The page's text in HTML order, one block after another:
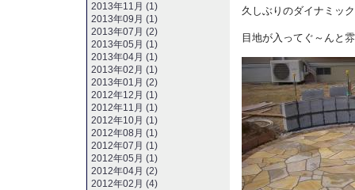
久しぶりのダイナミッ
目地が入ってぐ～んと
2013年11月 (1)
2013年09月 (1)
2013年07月 (2)
2013年05月 (1)
2013年04月 (1)
2013年02月 (1)
2013年01月 (2)
2012年12月 (1)
2012年11月 (1)
2012年10月 (1)
2012年08月 (1)
2012年07月 (1)
2012年05月 (1)
2012年04月 (2)
2012年02月 (4)